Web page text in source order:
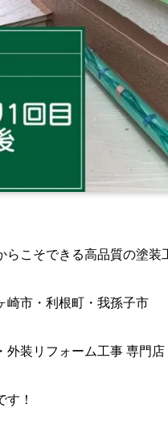
らこそできる高品質の塗装
崎市・利根町・我孫子市
外装リフォーム工事 専門店
す！